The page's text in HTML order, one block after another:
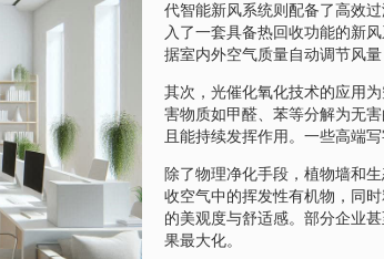
代智能新风系统则配备了高效
入了一套具备热回收功能的新
据室内外空气质量自动调节风
其次，光催化氧化技术的应用
害物质如甲醛、苯等分解为无
且能持续发挥作用。一些高端
除了物理净化手段，植物墙和
收空气中的挥发性有机物，同
的美观度与舒适感。部分企业
果最大化。